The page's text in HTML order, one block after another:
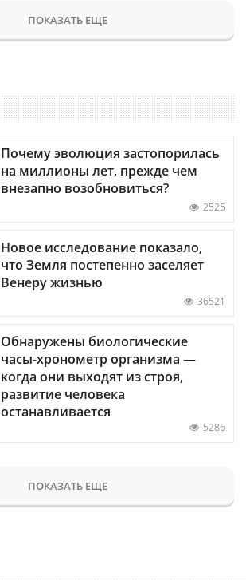
ПОКАЗАТЬ ЕЩЕ
Почему эволюция застопорилась
на миллионы лет, прежде чем
внезапно возобновиться?
2525
Новое исследование показало,
что Земля постепенно заселяет
Венеру жизнью
36521
Обнаружены биологические
часы-хронометр организма —
когда они выходят из строя,
развитие человека
останавливается
5286
ПОКАЗАТЬ ЕЩЕ